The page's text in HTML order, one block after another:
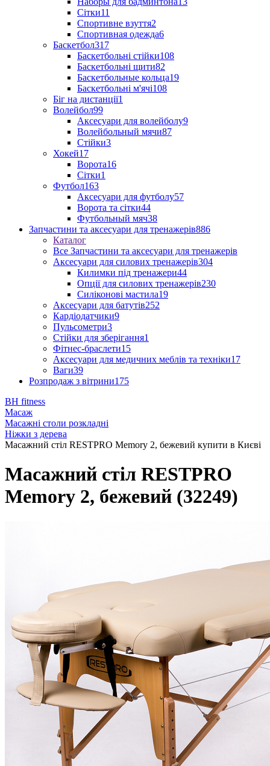
Сітки11
Спортивне взуття2
Спортивная одежда6
Баскетбол317
Баскетбольні стійки108
Баскетбольні щити82
Баскетбольные кольца19
Баскетбольні м'ячі108
Біг на дистанції1
Волейбол99
Аксесуари для волейболу9
Волейбольный мячи87
Стійки3
Хокей17
Ворота16
Сітки1
Футбол163
Аксесуари для футболу57
Ворота та сітки44
Футбольный мяч38
Запчастини та аксесуари для тренажерів886
Каталог
Все Запчастини та аксесуари для тренажерів
Аксесуари для силових тренажерів304
Килимки під тренажери44
Опції для силових тренажерів230
Силіконові мастила19
Аксесуари для батутів252
Кардіодатчики9
Пульсометри3
Стійки для зберігання1
Фітнес-браслети15
Аксесуари для медичних меблів та техніки17
Ваги39
Розпродаж з вітрини175
BH fitness
Масаж
Масажні столи розкладні
Ніжки з дерева
Масажний стіл RESTPRO Memory 2, бежевий купити в Києві
Масажний стіл RESTPRO
Memory 2, бежевий (32249)